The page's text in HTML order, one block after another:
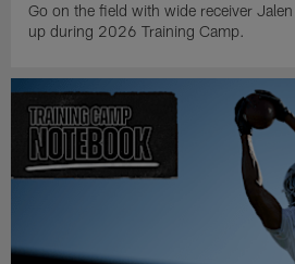
Go on the field with wide receiver
up during 2026 Training Camp.